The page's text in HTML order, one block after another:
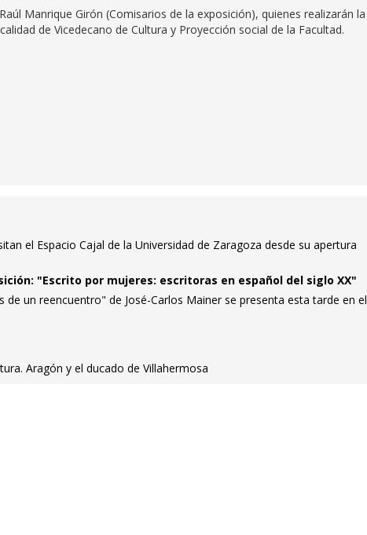
Manrique Girón (Comisarios de la exposición), quienes realizarán la
de Vicedecano de Cultura y Proyección social de la Facultad.
el Espacio Cajal de la Universidad de Zaragoza desde su apertura
"Escrito por mujeres: escritoras en español del siglo XX"
de un reencuentro" de José-Carlos Mainer se presenta esta tarde en el
Aragón y el ducado de Villahermosa